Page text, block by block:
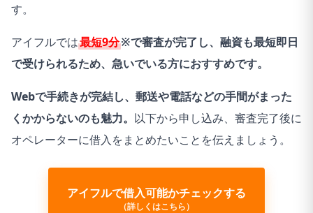
す。
アイフルでは最短9分※で審査が完了し、融資も最短即日
で受けられるため、急いでいる方におすすめです。
Webで手続きが完結し、郵送や電話などの手間がまった
くかからないのも魅力。 以下から申し込み、審査完了後に
オペレーターに借入をまとめたいことを伝えましょう。
アイフルで借入可能かチェックする
（詳しくはこちら）